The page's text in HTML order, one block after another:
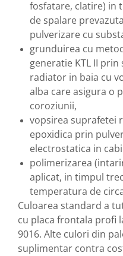
fosfatare, clatire) in
de spalare
pulverizare cu
grunduirea cu
generatie KTL II
radiator in baia cu
alba care asigura o
coroziunii,
vopsirea suprafetei
epoxidica prin
electrostatica in
polimerizarea
aplicat, in timpul
temperatura de circa
Culoarea standard a
cu placa frontala profi
9016. Alte culori din
suplimentar contra